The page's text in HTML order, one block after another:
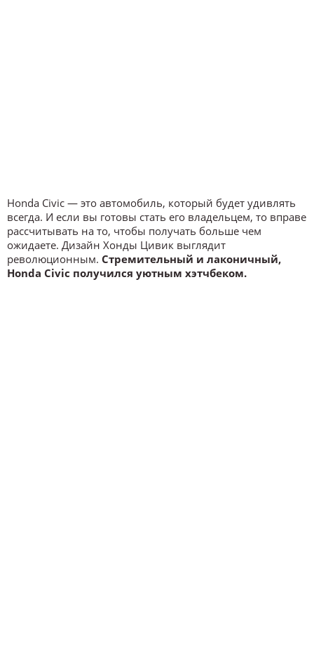
Honda Civic — это автомобиль, который будет удивлять
всегда. И если вы готовы стать его владельцем, то вправе
рассчитывать на то, чтобы получать больше чем
ожидаете. Дизайн Хонды Цивик выглядит
революционным. Стремительный и лаконичный,
Honda Civic получился уютным хэтчбеком.